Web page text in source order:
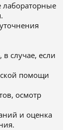
случае, если
помощи
осмотр
и оценка